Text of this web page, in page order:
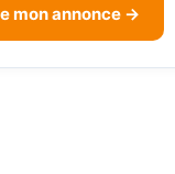
mon annonce →